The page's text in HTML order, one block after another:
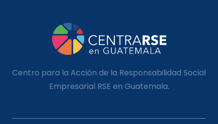
Centro para la Acción de la Responsabilidad Social
Empresarial RSE en Guatemala.